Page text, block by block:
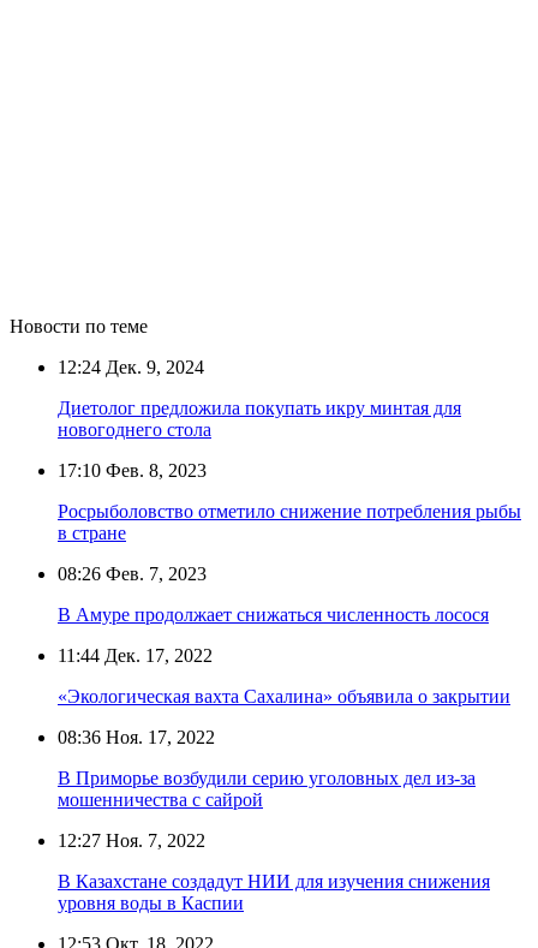
Новости по теме
12:24 Дек. 9, 2024
Диетолог предложила покупать икру минтая для
новогоднего стола
17:10 Фев. 8, 2023
Росрыболовство отметило снижение потребления рыбы
в стране
08:26 Фев. 7, 2023
В Амуре продолжает снижаться численность лосося
11:44 Дек. 17, 2022
«Экологическая вахта Сахалина» объявила о закрытии
08:36 Ноя. 17, 2022
В Приморье возбудили серию уголовных дел из-за
мошенничества с сайрой
12:27 Ноя. 7, 2022
В Казахстане создадут НИИ для изучения снижения
уровня воды в Каспии
12:53 Окт. 18, 2022